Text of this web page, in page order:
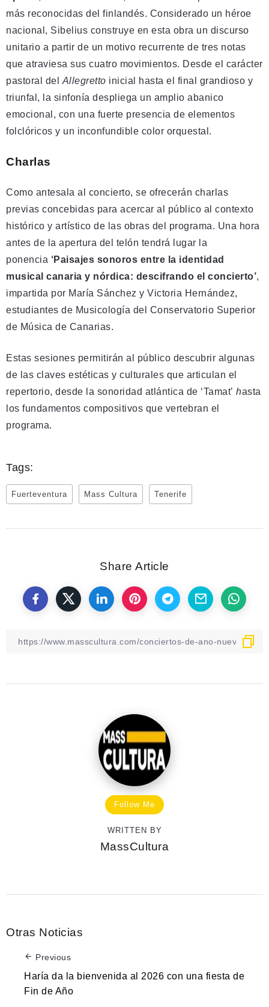
más reconocidas del finlandés. Considerado un héroe
nacional, Sibelius construye en esta obra un discurso
unitario a partir de un motivo recurrente de tres notas
que atraviesa sus cuatro movimientos. Desde el carácter
pastoral del Allegretto inicial hasta el final grandioso y
triunfal, la sinfonía despliega un amplio abanico
emocional, con una fuerte presencia de elementos
folclóricos y un inconfundible color orquestal.
Charlas
Como antesala al concierto, se ofrecerán charlas
previas concebidas para acercar al público al contexto
histórico y artístico de las obras del programa. Una hora
antes de la apertura del telón tendrá lugar la
ponencia ‘Paisajes sonoros entre la identidad
musical canaria y nórdica: descifrando el concierto’,
impartida por María Sánchez y Victoria Hernández,
estudiantes de Musicología del Conservatorio Superior
de Música de Canarias.
Estas sesiones permitirán al público descubrir algunas
de las claves estéticas y culturales que articulan el
repertorio, desde la sonoridad atlántica de ‘Tamat’ hasta
los fundamentos compositivos que vertebran el
programa.
Tags:
Fuerteventura Mass Cultura Tenerife
Share Article
Follow Me
WRITTEN BY
MassCultura
Otras Noticias
Previous
Haría da la bienvenida al 2026 con una fiesta de
Fin de Año